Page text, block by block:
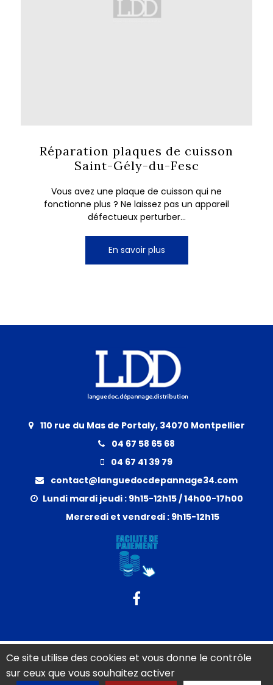
Réparation plaques de cuisson
Saint-Gély-du-Fesc
Vous avez une plaque de cuisson qui ne
fonctionne plus ? Ne laissez pas un appareil
défectueux perturber...
En savoir plus
110 rue du Mas de Portaly, 34070 Montpellier
04 67 58 65 68
04 67 41 39 79
contact@languedocdepannage34.com
Lundi mardi jeudi : 9h15-12h15 / 14h00-17h00
Mercredi et vendredi : 9h15-12h15
Activités Nos actualités Localités
Réseau et liens
Mentions légales
Charte d’utilisation des données
Ce site utilise des cookies et vous donne le contrôle
sur ceux que vous souhaitez activer